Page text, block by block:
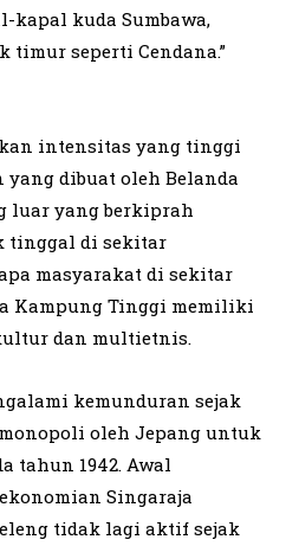
kuda Sumbawa,
timur seperti Cendana.”
intensitas yang tinggi
dibuat oleh Belanda
luar yang berkiprah
tinggal di sekitar
masyarakat di sekitar
Kampung Tinggi memiliki
dan multietnis.
kemunduran sejak
oleh Jepang untuk
tahun 1942. Awal
Singaraja
tidak lagi aktif sejak